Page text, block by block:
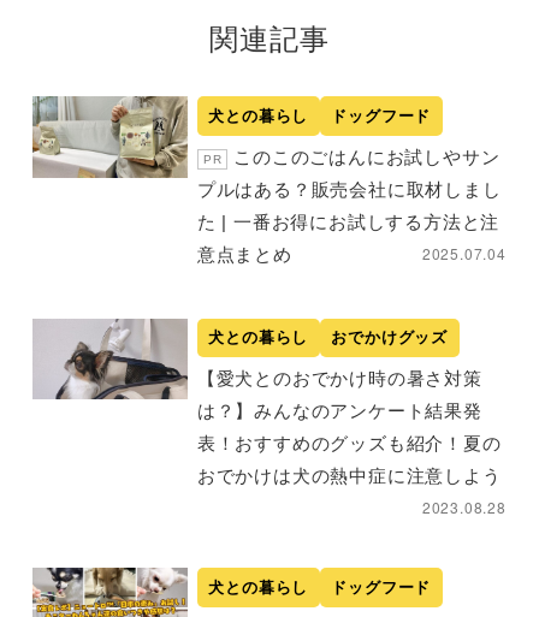
関連記事
犬との暮らし ドッグフード
PR
このこのごはんにお試しやサン
プルはある？販売会社に取材しまし
た | 一番お得にお試しする方法と注
意点まとめ
2025.07.04
犬との暮らし おでかけグッズ
【愛犬とのおでかけ時の暑さ対策
は？】みんなのアンケート結果発
表！おすすめのグッズも紹介！夏の
おでかけは犬の熱中症に注意しよう
2023.08.28
犬との暮らし ドッグフード